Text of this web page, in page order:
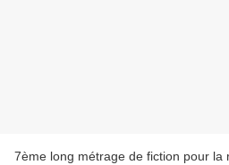
7ème long métrage de fiction pour la